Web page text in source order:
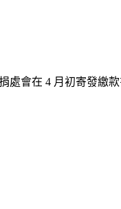
處會在 4 月初寄發繳